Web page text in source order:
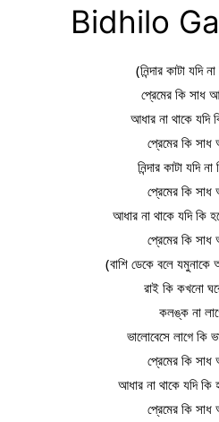
Bidhilo
(নিন্দার কাটা যদি
প্রেমের কি সাধ
আধার না থাকে
প্রেমের কি
নিন্দার কাটা যদি
প্রেমের কি
আধার না থাকে যদি
প্রেমের কি
(বাশি ডেকে বলে
রাই কি কখনো
কলঙ্ক না
ভালোবেসে লাগে
প্রেমের কি
আধার না থাকে যদি
প্রেমের কি